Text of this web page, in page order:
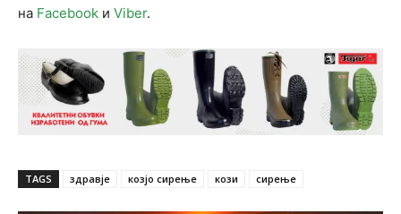
на Facebook и Viber.
TAGS здравје козјо сирење кози сирење